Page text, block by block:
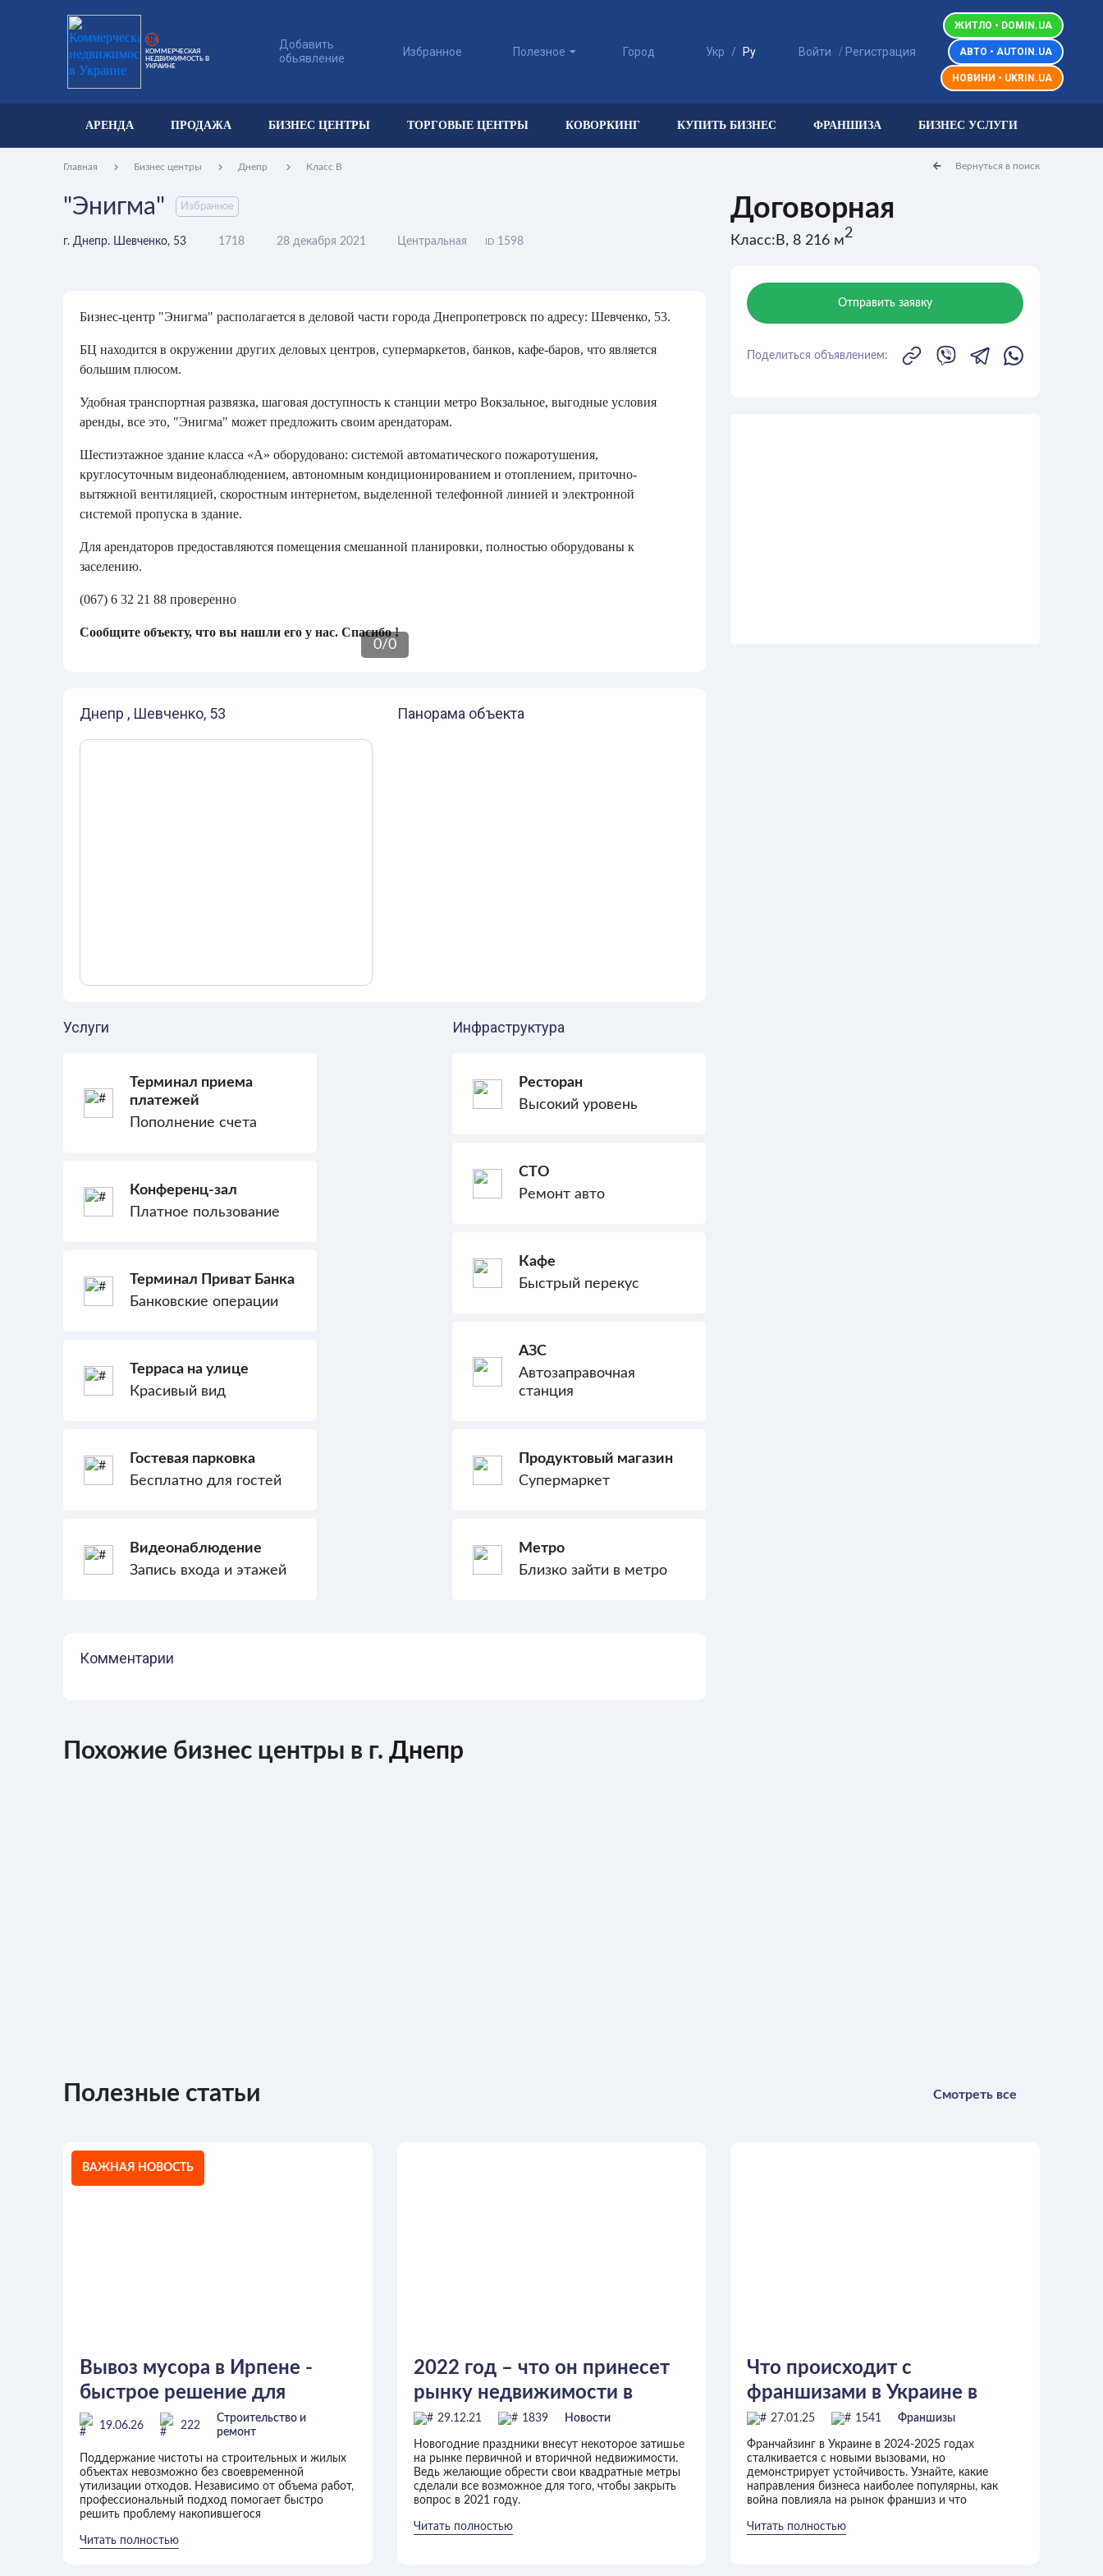
UA
КОММЕРЧЕСКАЯ
НЕДВИЖИМОСТЬ В
УКРАИНЕ
Добавить
обьявление
Избранное Полезное Город Укр / Ру Войти / Регистрация
ЖИТЛО • DOMIN.UA
АВТО • AUTOIN.UA
НОВИНИ • UKRIN.UA
АРЕНДА ПРОДАЖА БИЗНЕС ЦЕНТРЫ ТОРГОВЫЕ ЦЕНТРЫ КОВОРКИНГ КУПИТЬ БИЗНЕС ФРАНШИЗА БИЗНЕС УСЛУГИ
Главная Бизнес центры Днепр Класс B Вернуться в поиск
"Энигма" Избранное
г. Днепр. Шевченко, 53 1718 28 декабря 2021 Центральная ID 1598
Договорная
Класс:B, 8 216 м2
0/0
Бизнес-центр "Энигма" располагается в деловой части города Днепропетровск по адресу: Шевченко, 53.
БЦ находится в окружении других деловых центров, супермаркетов, банков, кафе-баров, что является
большим плюсом.
Удобная транспортная развязка, шаговая доступность к станции метро Вокзальное, выгодные условия
аренды, все это, "Энигма" может предложить своим арендаторам.
Шестиэтажное здание класса «А» оборудовано: системой автоматического пожаротушения,
круглосуточным видеонаблюдением, автономным кондиционированием и отоплением, приточно-
вытяжной вентиляцией, скоростным интернетом, выделенной телефонной линией и электронной
системой пропуска в здание.
Для арендаторов предоставляются помещения смешанной планировки, полностью оборудованы к
заселению.
(067) 6 32 21 88 проверенно
Сообщите объекту, что вы нашли его у нас. Спасибо !
Днепр , Шевченко, 53 Панорама объекта
Услуги
Терминал приема
платежей
Пополнение счета
Конференц-зал
Платное пользование
Терминал Приват Банка
Банковские операции
Терраса на улице
Красивый вид
Гостевая парковка
Бесплатно для гостей
Видеонаблюдение
Запись входа и этажей
Инфраструктура
Ресторан
Высокий уровень
СТО
Ремонт авто
Кафе
Быстрый перекус
АЗС
Автозаправочная
станция
Продуктовый магазин
Супермаркет
Метро
Близко зайти в метро
Комментарии
Отправить заявку
Поделиться объявлением:
Похожие бизнес центры в г. Днепр
Полезные статьи Смотреть все
ВАЖНАЯ НОВОСТЬ
Вывоз мусора в Ирпене -
быстрое решение для
частных и коммерческих
объектов
19.06.26 222
Строительство и
ремонт
Поддержание чистоты на строительных и жилых
объектах невозможно без своевременной
утилизации отходов. Независимо от объема работ,
профессиональный подход помогает быстро
решить проблему накопившегося
Читать полностью
2022 год – что он принесет
рынку недвижимости в
Украине?
29.12.21 1839 Новости
Новогодние праздники внесут некоторое затишье
на рынке первичной и вторичной недвижимости.
Ведь желающие обрести свои квадратные метры
сделали все возможное для того, чтобы закрыть
вопрос в 2021 году.
Читать полностью
Что происходит с
франшизами в Украине в
2024-2025 годах
27.01.25 1541 Франшизы
Франчайзинг в Украине в 2024-2025 годах
сталкивается с новыми вызовами, но
демонстрирует устойчивость. Узнайте, какие
направления бизнеса наиболее популярны, как
война повлияла на рынок франшиз и что
Читать полностью